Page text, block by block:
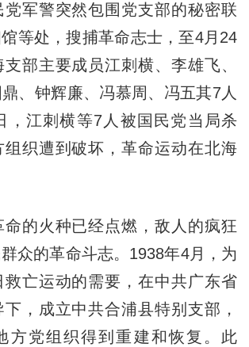
党军警突然包围党支部的秘密联
等处，搜捕革命志士，至4月24
部主要成员江刺横、李雄飞、
、钟辉廉、冯慕周、冯五其7人
，江刺横等7人被国民党当局杀
织遭到破坏，革命运动在北海
火种已经点燃，敌人的疯狂
众的革命斗志。1938年4月，为
亡运动的需要，在中共广东省
，成立中共合浦县特别支部，
方党组织得到重建和恢复。此